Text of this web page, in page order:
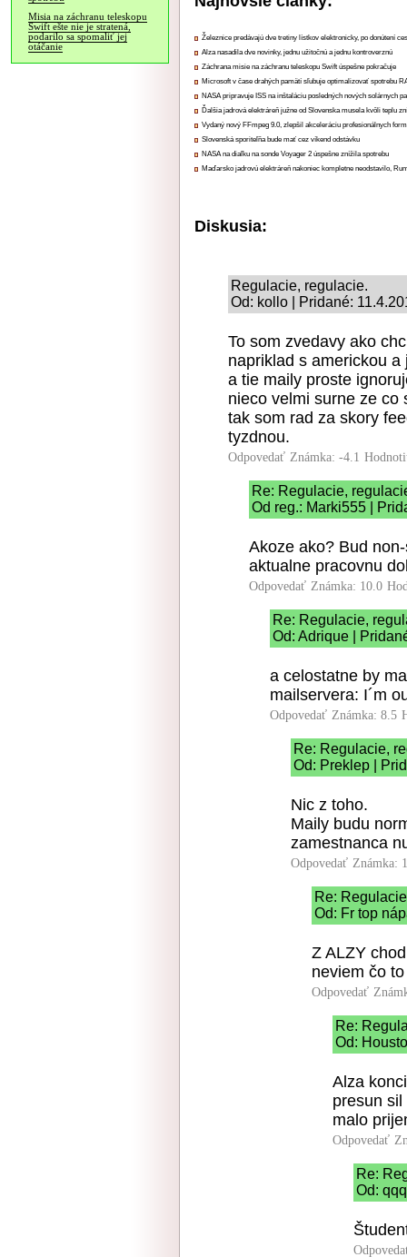
Misia na záchranu teleskopu
Swift ešte nie je stratená,
podarilo sa spomaliť jej
otáčanie
Železnice predávajú dve tretiny lístkov elektronicky, po donútení
Alza nasadila dve novinky, jednu užitočnú a jednu kontroverznú
Záchrana misie na záchranu teleskopu Swift úspešne pokračuje
Microsoft v čase drahých pamätí sľubuje optimalizovať spotrebu
NASA pripravuje ISS na inštaláciu posledných nových solárnych
Ďalšia jadrová elektráreň južne od Slovenska musela kvôli teplu
Vydaný nový FFmpeg 9.0, zlepšil akceleráciu profesionálnych
Slovenská sporiteľňa bude mať cez víkend odstávku
NASA na diaľku na sonde Voyager 2 úspešne znížila spotrebu
Maďarsko jadrovú elektráreň nakoniec kompletne neodstavilo,
Diskusia:
Regulacie, regulacie.
Od: kollo | Pridané:
To som zvedavy ako
napriklad s americkou
a tie maily proste
nieco velmi surne ze co
tak som rad za skory
tyzdnou.
Odpovedať Známka: -4.1
Re: Regulacie,
Od reg.: Marki555 |
Akoze ako? Bud
aktualne pracovnu
Odpovedať Známka: 10.0
Re: Regulacie,
Od: Adrique |
a celostatne by
mailservera: I´m
Odpovedať Známka: 8.5
Re: Regulacie,
Od: Preklep |
Nic z toho.
Maily budu
zamestnanca
Odpovedať Známka:
Re:
Od: Fr top
Z ALZY
neviem čo
Odpovedať
Re:
Od:
Alza
presun
malo
Odpovedať
Re:
Od: